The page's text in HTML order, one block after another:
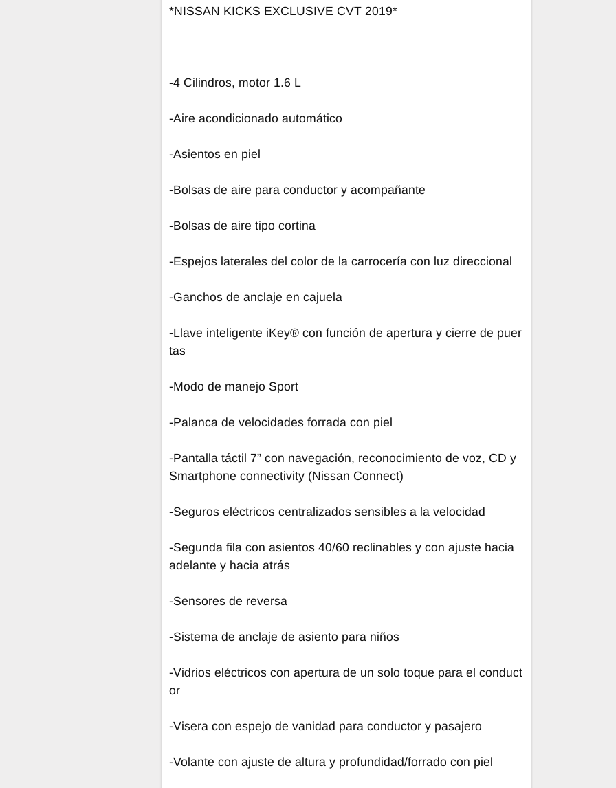
*NISSAN KICKS EXCLUSIVE CVT 2019*
-4 Cilindros, motor 1.6 L
-Aire acondicionado automático
-Asientos en piel
-Bolsas de aire para conductor y acompañante
-Bolsas de aire tipo cortina
-Espejos laterales del color de la carrocería con luz direccional
-Ganchos de anclaje en cajuela
-Llave inteligente iKey® con función de apertura y cierre de puer
tas
-Modo de manejo Sport
-Palanca de velocidades forrada con piel
-Pantalla táctil 7” con navegación, reconocimiento de voz, CD y
Smartphone connectivity (Nissan Connect)
-Seguros eléctricos centralizados sensibles a la velocidad
-Segunda fila con asientos 40/60 reclinables y con ajuste hacia
adelante y hacia atrás
-Sensores de reversa
-Sistema de anclaje de asiento para niños
-Vidrios eléctricos con apertura de un solo toque para el conduct
or
-Visera con espejo de vanidad para conductor y pasajero
-Volante con ajuste de altura y profundidad/forrado con piel